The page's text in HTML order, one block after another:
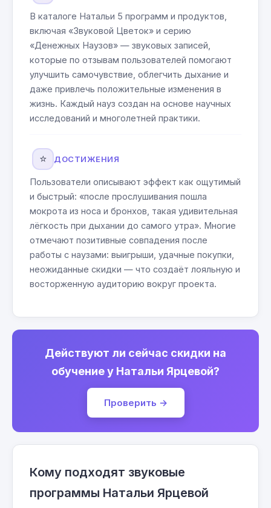
В каталоге Натальи 5 программ и продуктов,
включая «Звуковой Цветок» и серию
«Денежных Наузов» — звуковых записей,
которые по отзывам пользователей помогают
улучшить самочувствие, облегчить дыхание и
даже привлечь положительные изменения в
жизнь. Каждый науз создан на основе научных
исследований и многолетней практики.
⭐ ДОСТИЖЕНИЯ
Пользователи описывают эффект как ощутимый
и быстрый: «после прослушивания пошла
мокрота из носа и бронхов, такая удивительная
лёгкость при дыхании до самого утра». Многие
отмечают позитивные совпадения после
работы с наузами: выигрыши, удачные покупки,
неожиданные скидки — что создаёт лояльную и
восторженную аудиторию вокруг проекта.
Действуют ли сейчас скидки на
обучение у Натальи Ярцевой?
Проверить →
Кому подходят звуковые
программы Натальи Ярцевой